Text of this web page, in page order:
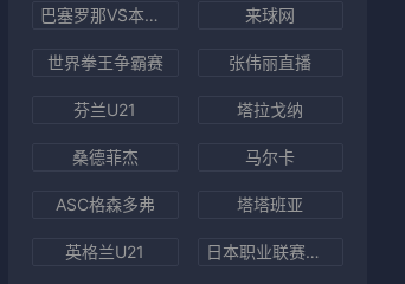
巴塞罗那VS本菲卡直播 来球网
世界拳王争霸赛 张伟丽直播
芬兰U21 塔拉戈纳
桑德菲杰 马尔卡
ASC格森多弗 塔塔班亚
英格兰U21 日本职业联赛第一队伍